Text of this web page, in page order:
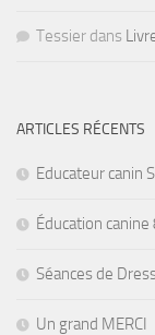
Tessier dans
ARTICLES RÉCENTS
Educateur canin
Éducation
Séances de
Un grand MERCI